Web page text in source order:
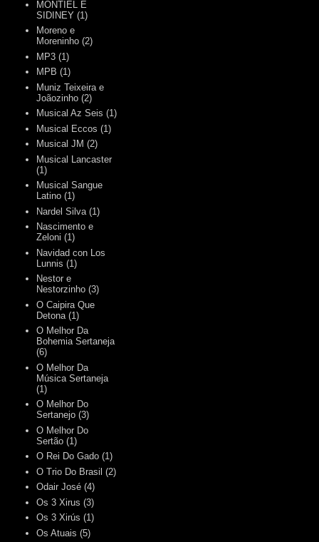
MONTIEL E
SIDINEY (1)
Moreno e
Moreninho (2)
MP3 (1)
MPB (1)
Muniz Teixeira e
Joãozinho (2)
Musical Az Seis (1)
Musical Eccos (1)
Musical JM (2)
Musical Lancaster
(1)
Musical Sangue
Latino (1)
Nardel Silva (1)
Nascimento e
Zeloni (1)
Navidad con Los
Lunnis (1)
Nestor e
Nestorzinho (3)
O Caipira Que
Detona (1)
O Melhor Da
Bohemia Sertaneja
(6)
O Melhor Da
Música Sertaneja
(1)
O Melhor Do
Sertanejo (3)
O Melhor Do
Sertão (1)
O Rei Do Gado (1)
O Trio Do Brasil (2)
Odair José (4)
Os 3 Xirus (3)
Os 3 Xirús (1)
Os Atuais (5)